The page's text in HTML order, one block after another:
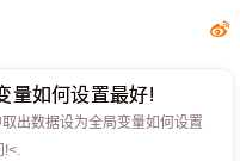
量如何设置最好!
出数据设为全局变量如何设置
!<.